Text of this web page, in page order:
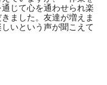
じて心を通わせられ楽
ました。友達が増えま
いという声が聞こえて